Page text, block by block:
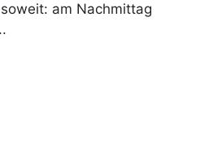
am Nachmittag